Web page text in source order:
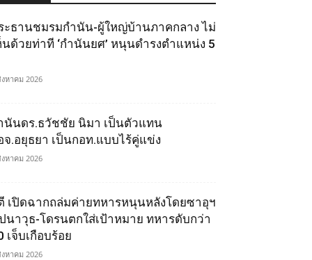
ะธานชมรมกำนัน-ผู้ใหญ่บ้านภาคกลาง ไม่
นด้วยท่าที ‘กำนันยศ’ หนุนดำรงตำแหน่ง 5
หาคม 2026
นันดร.ธวัชชัย นิมา เป็นตัวแทน
จ.อยุธยา เป็นกอท.แบบไร้คู่แข่ง
หาคม 2026
เปิดฉากถล่มค่ายทหารหนุนหลังโดยซาอุฯ
นาวุธ-โดรนตกใส่เป้าหมาย ทหารดับกว่า
เจ็บเกือบร้อย
หาคม 2026